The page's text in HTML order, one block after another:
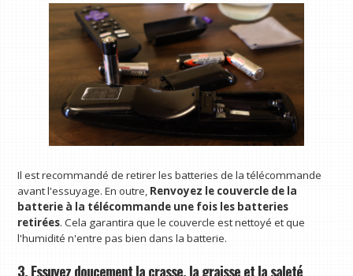
Il est recommandé de retirer les batteries de la télécommande
avant l'essuyage. En outre, Renvoyez le couvercle de la
batterie à la télécommande une fois les batteries
retirées. Cela garantira que le couvercle est nettoyé et que
l'humidité n'entre pas bien dans la batterie.
3. Essuyez doucement la crasse, la graisse et la saleté